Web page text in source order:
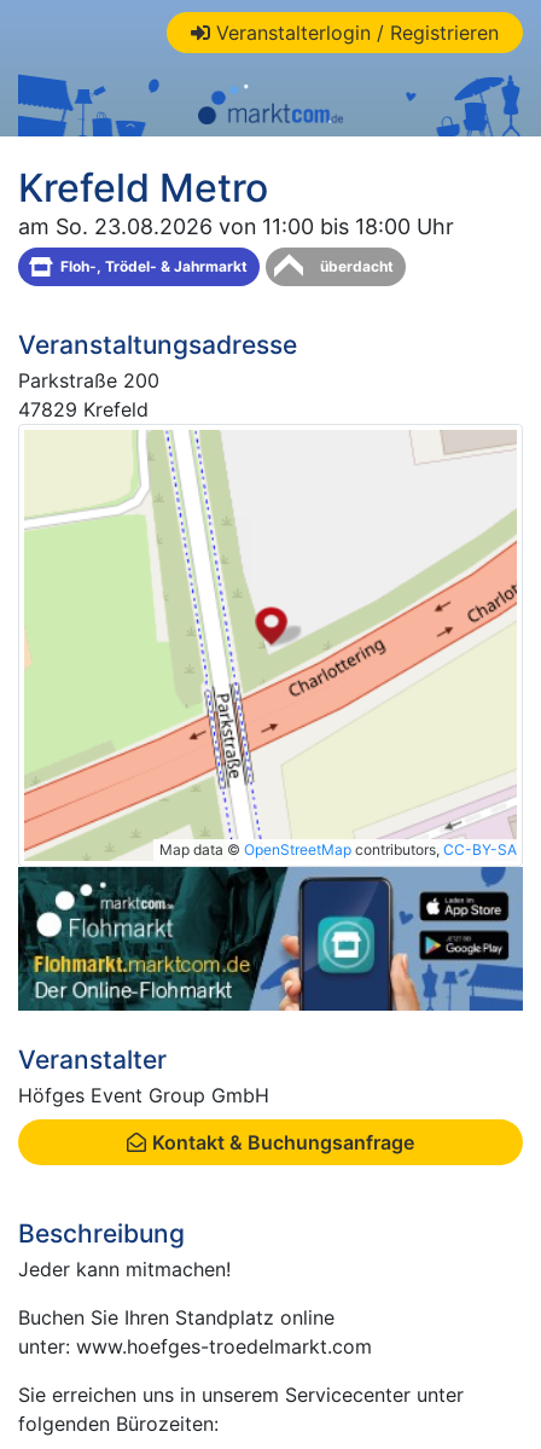
Veranstalterlogin / Registrieren
Krefeld Metro
am So. 23.08.2026 von 11:00 bis 18:00 Uhr
Floh-, Trödel- & Jahrmarkt überdacht
Veranstaltungsadresse
Parkstraße 200
47829 Krefeld
Map data © OpenStreetMap contributors, CC-BY-SA
Veranstalter
Höfges Event Group GmbH
Kontakt & Buchungsanfrage
Beschreibung
Jeder kann mitmachen!
Buchen Sie Ihren Standplatz online
unter: www.hoefges-troedelmarkt.com
Sie erreichen uns in unserem Servicecenter unter
folgenden Bürozeiten: